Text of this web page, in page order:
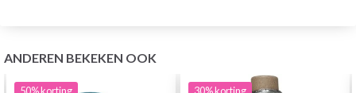
ANDEREN BEKEKEN OOK
50%korting 30%korting